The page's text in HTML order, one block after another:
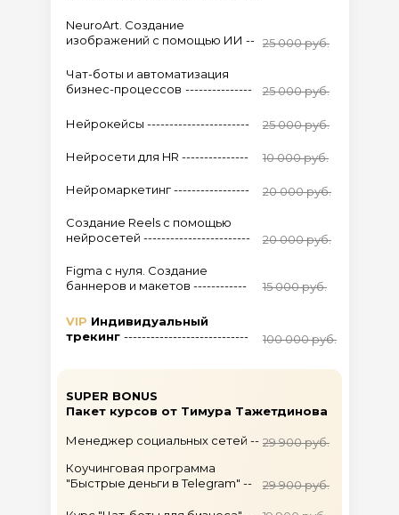
25 000 руб.
25 000 руб.
25 000 руб.
10 000 руб.
20 000 руб.
20 000 руб.
15 000 руб.
100 000 руб.
29 900 руб.
29 900 руб.
NeuroArt. Создание
изображений с помощью ИИ --
Чат-боты и автоматизация
бизнес-процессов ---------------
Нейрокейсы -----------------------
Нейросети для HR ---------------
Нейромаркетинг -----------------
Создание Reels с помощью
нейросетей ------------------------
Figma c нуля. Создание
баннеров и макетов ------------
VIP Индивидуальный
трекинг ----------------------------
SUPER BONUS
Пакет курсов от Тимура Тажетдинова
Менеджер социальных сетей --
Коучинговая программа
"Быстрые деньги в Telegram" --